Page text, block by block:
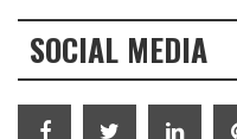
SOCIAL MEDIA